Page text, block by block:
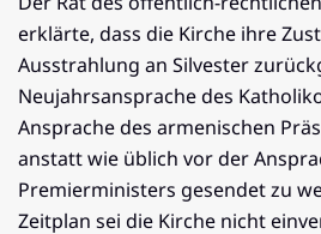
erklärte, dass die Kirche ihre
Ausstrahlung an Silvester
Neujahrsansprache des
Ansprache des armenischen
anstatt wie üblich vor der
Premierministers gesendet zu
Zeitplan sei die Kirche nicht